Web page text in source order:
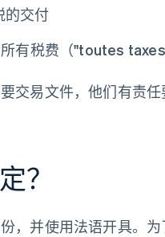
的交付
有税费（"toutes
交易文件，他们有责
？
，并使用法语开具。